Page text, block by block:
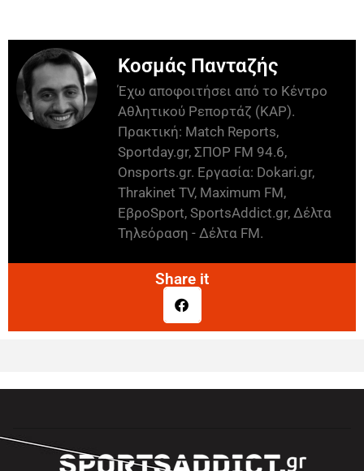
Κοσμάς Πανταζής
Έχω αποφοιτήσει από το Κέντρο
Αθλητικού Ρεπορτάζ (ΚΑΡ).
Πρακτική: Match Reports,
Sportday.gr, ΣΠΟΡ FM 94.6,
Onsports.gr. Εργασία: Dokari.gr,
Thrakinet TV, Maximum FM,
ΕβροSport, SportsAddict.gr, Δέλτα
Τηλεόραση - Δέλτα FM.
Share it